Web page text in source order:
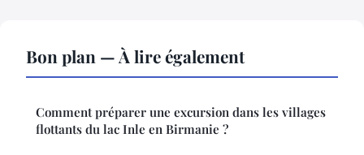
Bon plan — À lire également
Comment préparer une excursion dans les villages
flottants du lac Inle en Birmanie ?